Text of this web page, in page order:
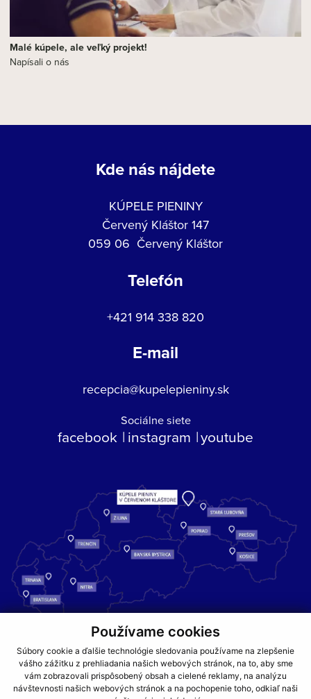
Používame cookies
Súbory cookie a ďalšie technológie sledovania používame na zlepšenie
vášho zážitku z prehliadania našich webových stránok, na to, aby sme
vám zobrazovali prispôsobený obsah a cielené reklamy, na analýzu
návštevnosti našich webových stránok a na pochopenie toho, odkiaľ naši
Malé kúpele, ale veľký projekt!
Napísali o nás
Kde nás nájdete
KÚPELE PIENINY
Červený Kláštor 147
059 06 Červený Kláštor
Telefón
+421 914 338 820
E-mail
recepcia@kupelepieniny.sk
Sociálne siete
facebook instagram youtube
Kúpele Pieniny – miesto, kde sa príroda stretáva s liečivou silou
vody a oddychom pre telo aj dušu.
GDPR COOKIES PARTNERI JEDÁLNY LÍSTOK